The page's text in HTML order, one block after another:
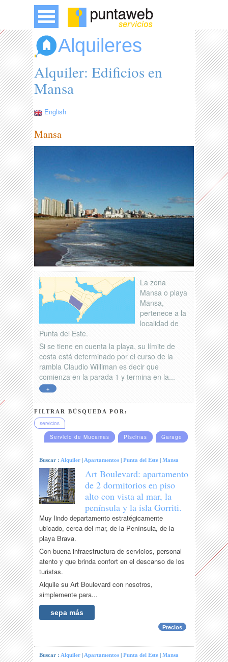
Alquileres
Alquiler: Edificios en
Mansa
English
Mansa
La zona
Mansa o playa
Mansa,
pertenece a la
localidad de
Punta del Este.
Si se tiene en cuenta la playa, su límite de
costa está determinado por el curso de la
rambla Claudio Williman es decir que
comienza en la parada 1 y termina en la...
+
FILTRAR BÚSQUEDA POR:
servicios
Servicio de Mucamas
Piscinas Garage
Buscar : Alquiler | Apartamentos |Punta del Este |Mansa
Art Boulevard: apartamento
de 2 dormitorios en piso
alto con vista al mar, la
península y la isla Gorriti.
Muy lindo departamento estratégicamente
ubicado, cerca del mar, de la Península, de la
playa Brava.
Con buena infraestructura de servicios, personal
atento y que brinda confort en el descanso de los
turistas.
Alquile su Art Boulevard con nosotros,
simplemente para...
sepa más
Precios
Buscar : Alquiler | Apartamentos |Punta del Este |Mansa